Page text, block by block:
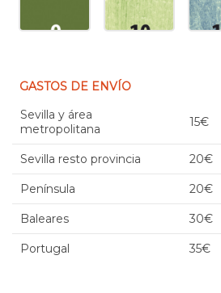
GASTOS DE ENVÍO
Sevilla y área
metropolitana
15€
Sevilla resto provincia 20€
Península 20€
Baleares 30€
Portugal 35€